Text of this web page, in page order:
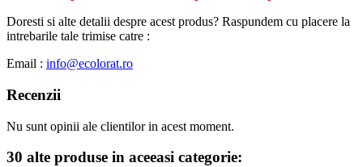
Doresti si alte detalii despre acest produs? Raspundem cu placere la
intrebarile tale trimise catre :
Email : info@ecolorat.ro
Recenzii
Nu sunt opinii ale clientilor in acest moment.
30 alte produse in aceeasi categorie: